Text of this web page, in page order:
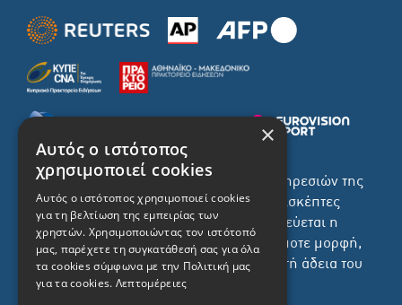
Το σύνολο του περιεχομένου και των υπηρεσιών της
ιστοσελίδας του ΡΙΚ διατίθεται στους επισκέπτες
αυστηρά για προσωπική χρήση. Απαγορεύεται η
χρήση ή επανεκπομπή του, σε οποιοδήποτε μορφή,
με ή χωρίς επεξεργασία και χωρίς γραπτή άδεια του
ΡΙΚ.
×
Αυτός ο ιστότοπος
χρησιμοποιεί cookies
Αυτός ο ιστότοπος χρησιμοποιεί cookies
για τη βελτίωση της εμπειρίας των
χρηστών. Χρησιμοποιώντας τον ιστότοπό
μας, παρέχετε τη συγκατάθεσή σας για όλα
τα cookies σύμφωνα με την Πολιτική μας
για τα cookies. Λεπτομέρειες